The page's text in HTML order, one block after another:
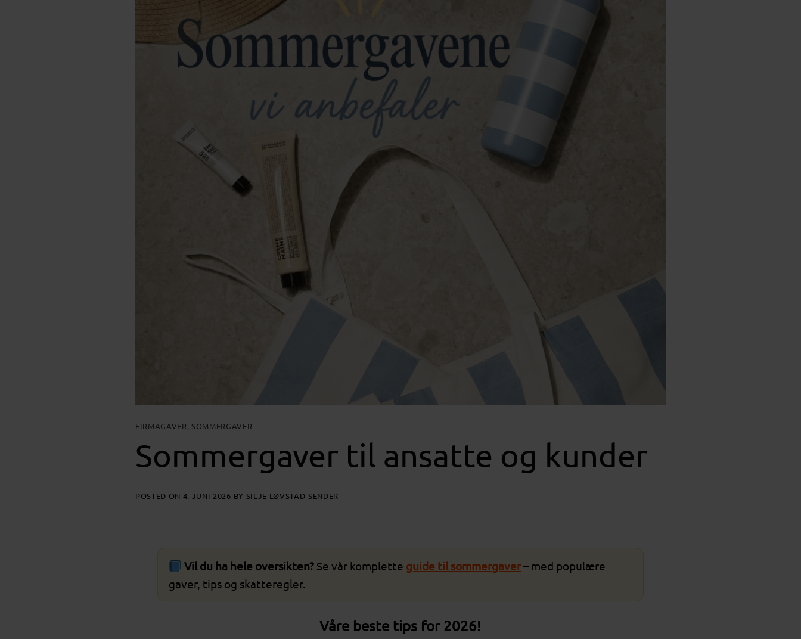
FIRMAGAVER, SOMMERGAVER
Sommergaver til ansatte og kunder
POSTED ON 4. JUNI 2026 BY SILJE LØVSTAD-SENDER
Vil du ha hele oversikten?Se vår komplette guide til sommergaver– med populære
gaver, tips og skatteregler.
Våre beste tips for 2026!